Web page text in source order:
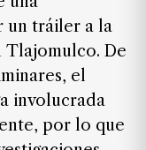
un tráiler a la
Tlajomulco. De
el
involucrada
por lo que